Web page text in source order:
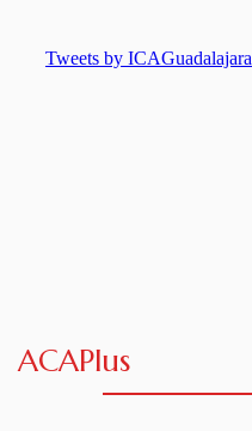
ACAPlus